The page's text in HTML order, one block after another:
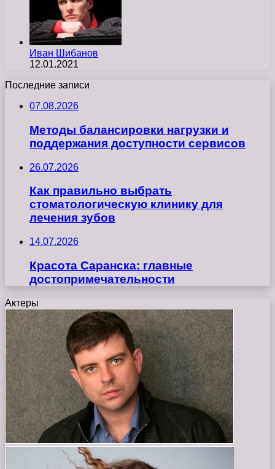
Иван Шибанов
12.01.2021
Последние записи
07.08.2026
Методы балансировки нагрузки и
поддержания доступности сервисов
26.07.2026
Как правильно выбрать
стоматологическую клинику для
лечения зубов
14.07.2026
Красота Саранска: главные
достопримечательности
Актеры